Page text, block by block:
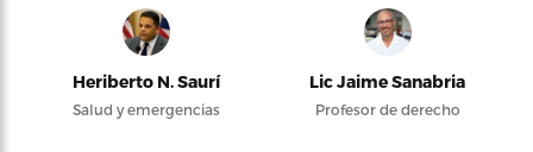
Heriberto N. Saurí
Salud y emergencias
Lic Jaime Sanabria
Profesor de derecho